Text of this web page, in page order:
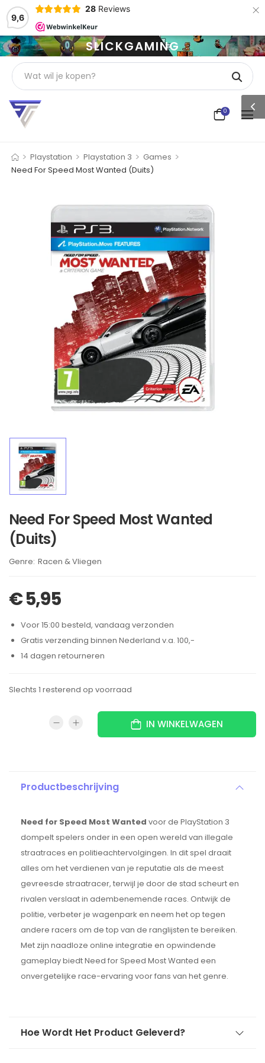
9,6
28 Reviews ×
SLICKGAMING
0
> Playstation > Playstation 3 > Games >
Need For Speed Most Wanted (Duits)
Need For Speed Most Wanted
(Duits)
Brand:
Racen & Vliegen
€5,95
Voor 15:00 besteld, vandaag verzonden
Gratis verzending binnen Nederland v.a. 100,-
14 dagen retourneren
Slechts 1 resterend op voorraad
IN WINKELWAGEN
Productbeschrijving
Need for Speed Most Wanted voor de PlayStation 3
dompelt spelers onder in een open wereld van illegale
straatraces en politieachtervolgingen. In dit spel draait
alles om het verdienen van je reputatie als de meest
gevreesde straatracer, terwijl je door de stad scheurt en
rivalen verslaat in adembenemende races. Ontwijk de
politie, verbeter je wagenpark en neem het op tegen
andere racers om de top van de ranglijsten te bereiken.
Met zijn naadloze online integratie en opwindende
gameplay biedt Need for Speed Most Wanted een
onvergetelijke race-ervaring voor fans van het genre.
Hoe Wordt Het Product Geleverd?